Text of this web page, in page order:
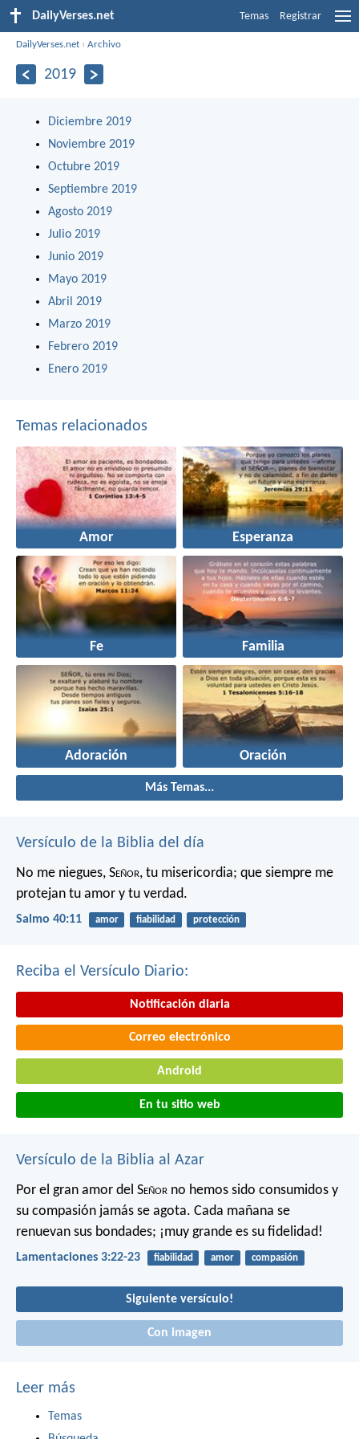
DailyVerses.net Temas Registrar
DailyVerses.net ›Archivo
2019
Diciembre 2019
Noviembre 2019
Octubre 2019
Septiembre 2019
Agosto 2019
Julio 2019
Junio 2019
Mayo 2019
Abril 2019
Marzo 2019
Febrero 2019
Enero 2019
Temas relacionados
Amor Esperanza
Fe Familia
Adoración Oración
Más Temas...
Versículo de la Biblia del día
No me niegues, Señor, tu misericordia; que siempre me
protejan tu amor y tu verdad.
Salmo 40:11 amor fiabilidad protección
Reciba el Versículo Diario:
Notificación diaria
Correo electrónico
Android
En tu sitio web
Versículo de la Biblia al Azar
Por el gran amor del Señor no hemos sido consumidos y
su compasión jamás se agota. Cada mañana se
renuevan sus bondades; ¡muy grande es su fidelidad!
Lamentaciones 3:22-23 fiabilidad amor compasión
Siguiente versículo!
Con imagen
Leer más
Temas